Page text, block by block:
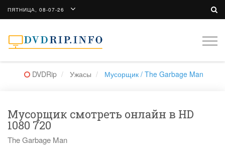
ПЯТНИЦА, 08-07-26
DVDRip Ужасы Мусорщик / The Garbage Man
Мусорщик смотреть онлайн в HD
1080 720
The Garbage Man